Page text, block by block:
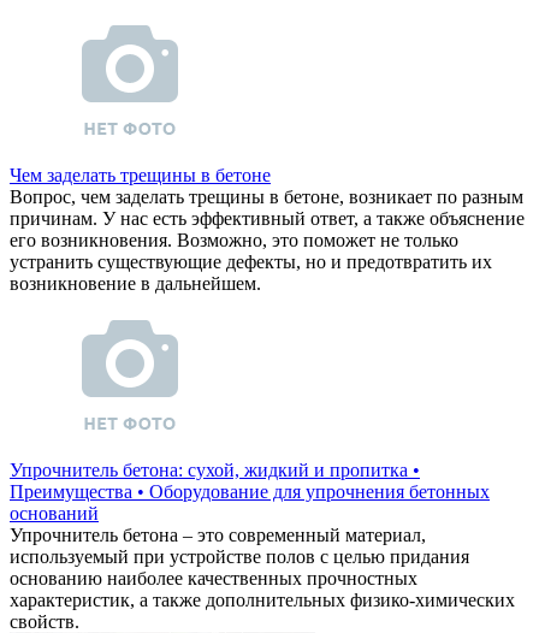
Чем заделать трещины в бетоне
Вопрос, чем заделать трещины в бетоне, возникает по разным
причинам. У нас есть эффективный ответ, а также объяснение
его возникновения. Возможно, это поможет не только
устранить существующие дефекты, но и предотвратить их
возникновение в дальнейшем.
Упрочнитель бетона: сухой, жидкий и пропитка •
Преимущества • Оборудование для упрочнения бетонных
оснований
Упрочнитель бетона – это современный материал,
используемый при устройстве полов с целью придания
основанию наиболее качественных прочностных
характеристик, а также дополнительных физико-химических
свойств.